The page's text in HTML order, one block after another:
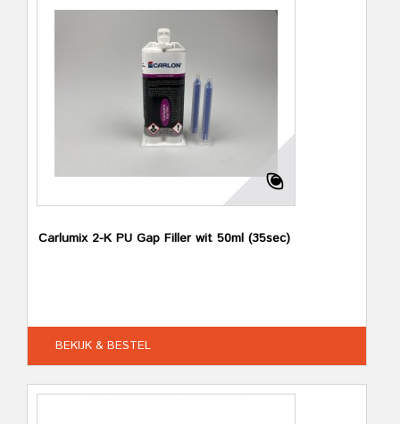
Carlumix 2-K PU Gap Filler wit 50ml (35sec)
BEKIJK & BESTEL